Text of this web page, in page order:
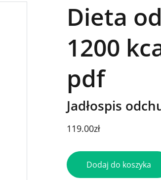
Dieta
1200
pdf
Jadłospis
119.00zł
Dodaj do koszyka